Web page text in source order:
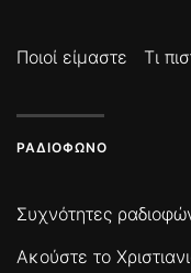
Ποιοί είμαστε Τι
ΡΑΔΙΌΦΩΝΟ
Συχνότητες
Ακούστε το